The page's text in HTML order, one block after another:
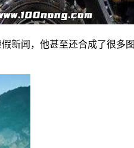
闻，他甚至还合成了很多